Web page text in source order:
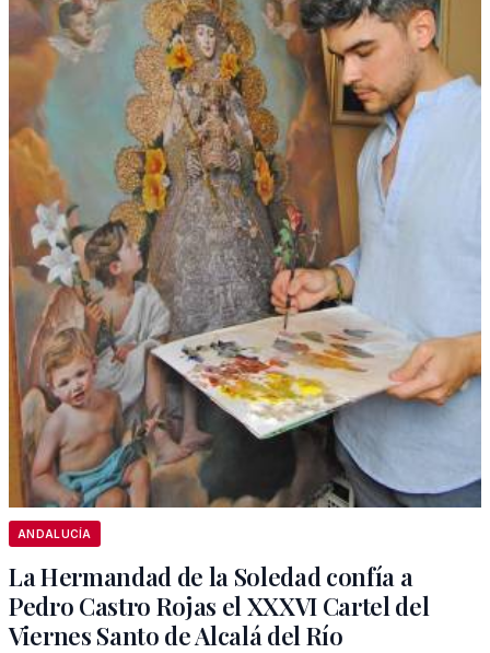
ANDALUCÍA
La Hermandad de la Soledad confía a
Pedro Castro Rojas el XXXVI Cartel del
Viernes Santo de Alcalá del Río